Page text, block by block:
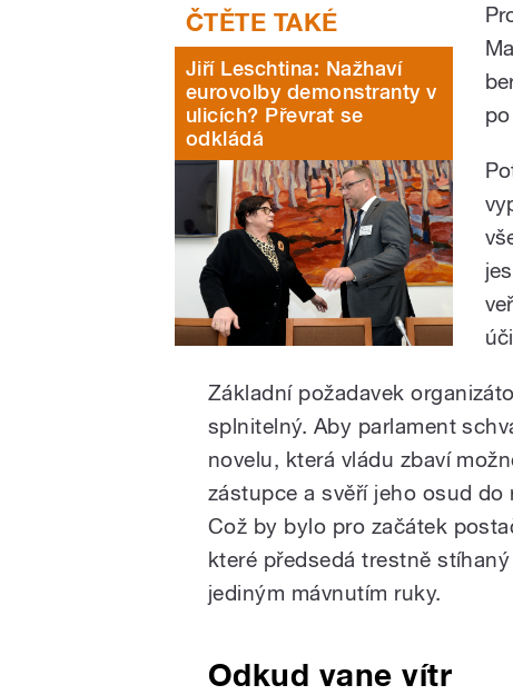
Jiří Leschtina: Nažhaví
eurovolby demonstranty v
ulicích? Převrat se
odkládá
Základní požadavek
splnitelný. Aby parlament
novelu, která vládu zbaví
zástupce a svěří jeho osud
Což by bylo pro začátek
které předsedá trestně
jediným mávnutím ruky.
Odkud vane vítr